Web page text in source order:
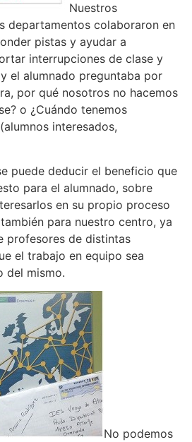
Nuestros
departamentos colaboraron en
pistas y ayudar a
interrupciones de clase y
el alumnado preguntaba por
por qué nosotros no hacemos
o ¿Cuándo tenemos
interesados,
puede deducir el beneficio que
para el alumnado, sobre
en su propio proceso
para nuestro centro, ya
profesores de distintas
el trabajo en equipo sea
del mismo.
No podemos